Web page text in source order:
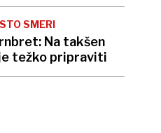
SMERI
Na takšen
težko pripraviti